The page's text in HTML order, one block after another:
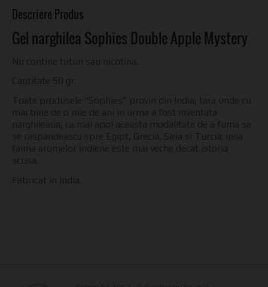
Descriere Produs
Gel narghilea Sophies Double Apple Mystery